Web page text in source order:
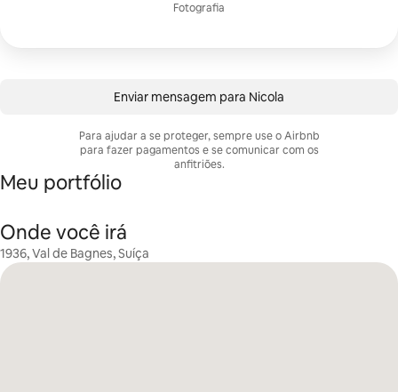
Fotografia
Enviar mensagem para Nicola
Para ajudar a se proteger, sempre use o Airbnb
para fazer pagamentos e se comunicar com os
anfitriões.
Meu portfólio
Onde você irá
1936, Val de Bagnes, Suíça